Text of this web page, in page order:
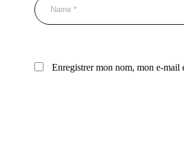
Enregistrer mon nom, mon e-mail